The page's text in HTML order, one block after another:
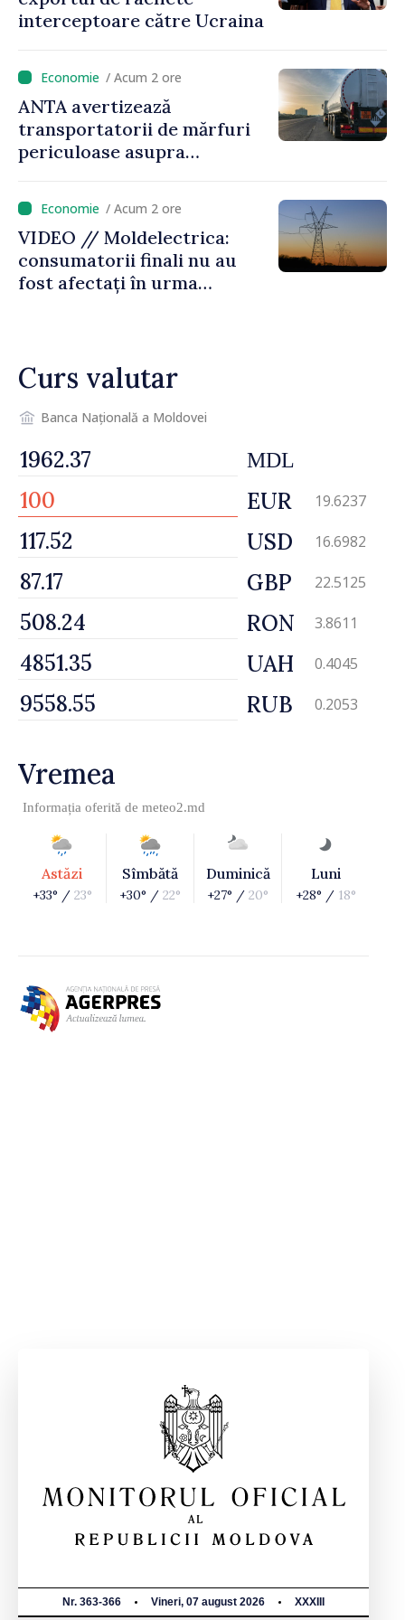
interceptoare către Ucraina
/ Acum 2 ore
ANTA avertizează
transportatorii de mărfuri
periculoase asupra
caniculă
/ Acum 2 ore
VIDEO // Moldelectrica:
consumatorii finali nu au
fost afectați în urma
regim prioritar
Curs valutar
Banca Națională a Moldovei
MDL
EUR 19.6237
USD 16.6982
GBP 22.5125
RON 3.8611
UAH 0.4045
RUB 0.2053
Vremea
Informația oferită de meteo2.md
Astăzi
+33° / 23°
Sîmbătă
+30° / 22°
Duminică
+27° / 20°
Luni
+28° / 18°
Nr. 363-366 Vineri, 07 august 2026 XXXIII